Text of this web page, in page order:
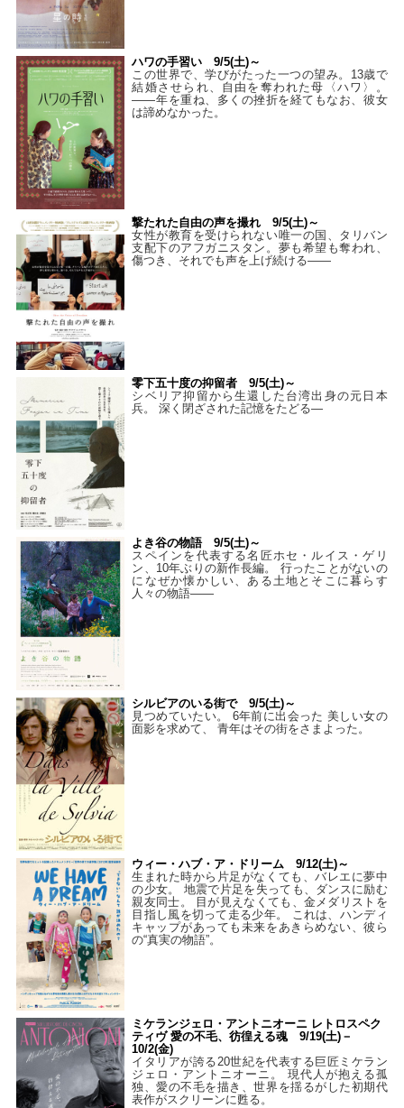
ハワの手習い 9/5(土)～
この世界で、学びがたった一つの望み。13歳で
結婚させられ、自由を奪われた母〈ハワ〉。
——年を重ね、多くの挫折を経てもなお、彼女
は諦めなかった。
撃たれた自由の声を撮れ 9/5(土)～
女性が教育を受けられない唯一の国、タリバン
支配下のアフガニスタン。夢も希望も奪われ、
傷つき、それでも声を上げ続ける——
零下五十度の抑留者 9/5(土)～
シベリア抑留から生還した台湾出身の元日本
兵。 深く閉ざされた記憶をたどる—
よき谷の物語 9/5(土)～
スペインを代表する名匠ホセ・ルイス・ゲリ
ン、10年ぶりの新作長編。 行ったことがないの
になぜか懐かしい、ある土地とそこに暮らす
人々の物語――
シルビアのいる街で 9/5(土)～
見つめていたい。 6年前に出会った 美しい女の
面影を求めて、 青年はその街をさまよった。
ウィー・ハブ・ア・ドリーム 9/12(土)～
生まれた時から片足がなくても、バレエに夢中
の少女。 地震で片足を失っても、ダンスに励む
親友同士。 目が見えなくても、金メダリストを
目指し風を切って走る少年。 これは、ハンディ
キャップがあっても未来をあきらめない、彼ら
の“真実の物語”。
ミケランジェロ・アントニオーニ レトロスペク
ティヴ 愛の不毛、彷徨える魂 9/19(土)－
10/2(金)
イタリアが誇る20世紀を代表する巨匠ミケラン
ジェロ・アントニオーニ。 現代人が抱える孤
独、愛の不毛を描き、世界を揺るがした初期代
表作がスクリーンに甦る。